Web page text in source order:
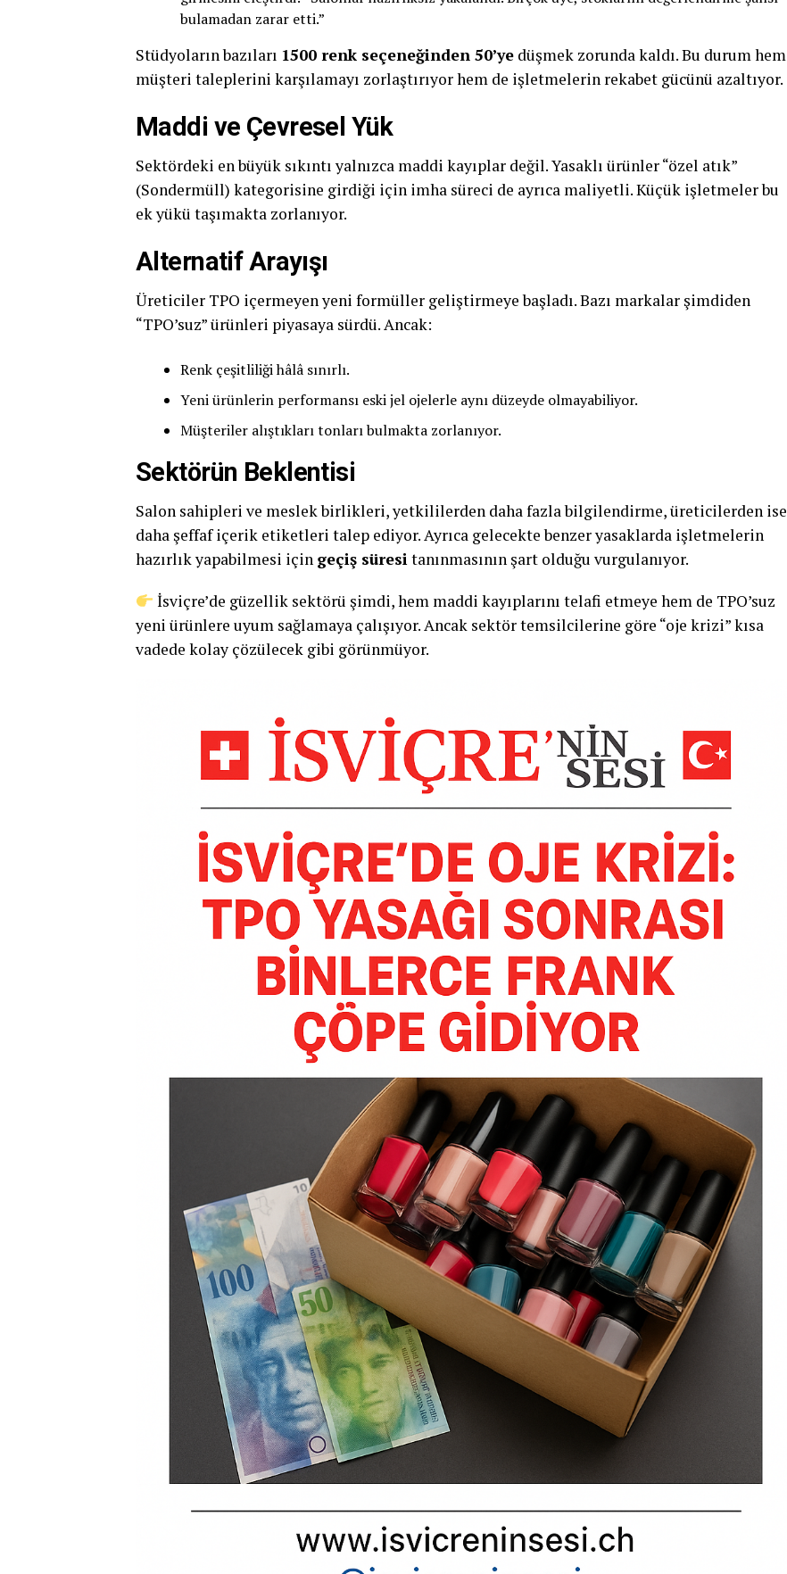
bulamadan zarar etti.”
Stüdyoların bazıları 1500 renk seçeneğinden 50’ye düşmek zorunda kaldı. Bu durum hem
müşteri taleplerini karşılamayı zorlaştırıyor hem de işletmelerin rekabet gücünü azaltıyor.
Maddi ve Çevresel Yük
Sektördeki en büyük sıkıntı yalnızca maddi kayıplar değil. Yasaklı ürünler “özel atık”
(Sondermüll) kategorisine girdiği için imha süreci de ayrıca maliyetli. Küçük işletmeler bu
ek yükü taşımakta zorlanıyor.
Alternatif Arayışı
Üreticiler TPO içermeyen yeni formüller geliştirmeye başladı. Bazı markalar şimdiden
“TPO’suz” ürünleri piyasaya sürdü. Ancak:
Renk çeşitliliği hâlâ sınırlı.
Yeni ürünlerin performansı eski jel ojelerle aynı düzeyde olmayabiliyor.
Müşteriler alıştıkları tonları bulmakta zorlanıyor.
Sektörün Beklentisi
Salon sahipleri ve meslek birlikleri, yetkililerden daha fazla bilgilendirme, üreticilerden ise
daha şeffaf içerik etiketleri talep ediyor. Ayrıca gelecekte benzer yasaklarda işletmelerin
hazırlık yapabilmesi için geçiş süresitanınmasının şart olduğu vurgulanıyor.
İsviçre’de güzellik sektörü şimdi, hem maddi kayıplarını telafi etmeye hem de TPO’suz
yeni ürünlere uyum sağlamaya çalışıyor. Ancak sektör temsilcilerine göre “oje krizi” kısa
vadede kolay çözülecek gibi görünmüyor.